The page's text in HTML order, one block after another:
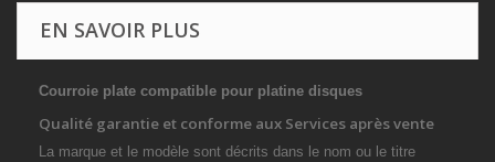
EN SAVOIR PLUS
Courroie plate compatible pour platine disques
Qualité garantie et conforme aux Services après vente
La marque et le modèle sont décrits dans le nom ou le titre